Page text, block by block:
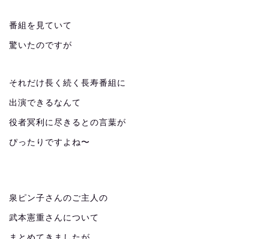
番組を見ていて
驚いたのですが
それだけ長く続く長寿番組に
出演できるなんて
役者冥利に尽きるとの言葉が
ぴったりですよね〜
泉ピン子さんのご主人の
武本憲重さんについて